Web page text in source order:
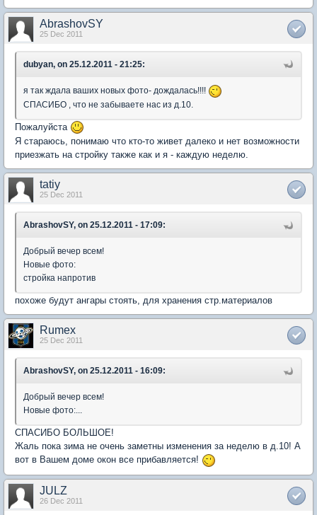
AbrashovSY
25 Dec 2011
dubyan, on 25.12.2011 - 21:25:
я так ждала ваших новых фото- дождалась!!!!
СПАСИБО , что не забываете нас из д.10.
Пожалуйста
Я стараюсь, понимаю что кто-то живет далеко и нет возможности
приезжать на стройку также как и я - каждую неделю.
tatiy
25 Dec 2011
AbrashovSY, on 25.12.2011 - 17:09:
Добрый вечер всем!
Новые фото:
стройка напротив
похоже будут ангары стоять, для хранения стр.материалов
Rumex
25 Dec 2011
AbrashovSY, on 25.12.2011 - 16:09:
Добрый вечер всем!
Новые фото:...
СПАСИБО БОЛЬШОЕ!
Жаль пока зима не очень заметны изменения за неделю в д.10! А
вот в Вашем доме окон все прибавляется!
JULZ
26 Dec 2011